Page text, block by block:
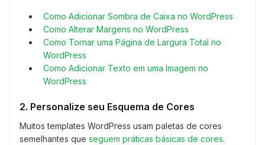
Como Adicionar Sombra de Caixa no WordPress
Como Alterar Margens no WordPress
Como Tornar uma Página de Largura Total no
WordPress
Como Adicionar Texto em uma Imagem no
WordPress
2. Personalize seu Esquema de Cores
Muitos templates WordPress usam paletas de cores
semelhantes que seguem práticas básicas de cores.